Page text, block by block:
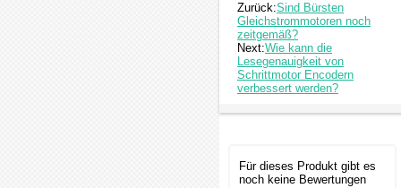
Zurück:Sind Bürsten
Gleichstrommotoren noch
zeitgemäß?
Next:Wie kann die
Lesegenauigkeit von
Schrittmotor Encodern
verbessert werden?
Für dieses Produkt gibt es
noch keine Bewertungen